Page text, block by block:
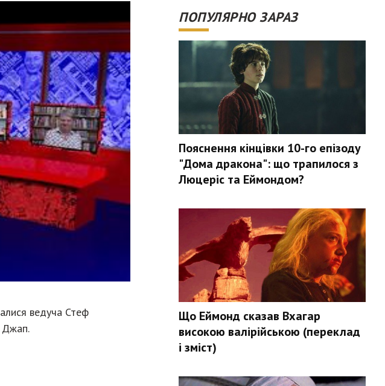
ведуча Стеф
Джап.
ПОПУЛЯРНО ЗАРАЗ
Пояснення кінцівки 10-го епізоду
"Дома дракона": що трапилося з
Люцеріс та Еймондом?
Що Еймонд сказав Вхагар
високою валірійською (переклад
і зміст)